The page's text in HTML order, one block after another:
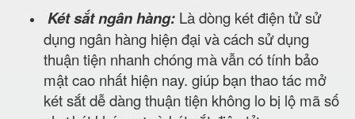
Két sắt ngân hàng: Là dòng két điện tử sử
dụng ngân hàng hiện đại và cách sử dụng
thuận tiện nhanh chóng mà vẫn có tính bảo
mật cao nhất hiện nay. giúp bạn thao tác mở
két sắt dễ dàng thuận tiện không lo bị lộ mã số